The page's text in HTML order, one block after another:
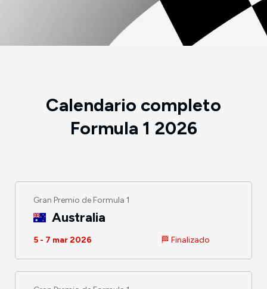
Calendario completo
Formula 1 2026
Gran Premio de Formula 1
Australia
5 - 7 mar 2026 🏁 Finalizado